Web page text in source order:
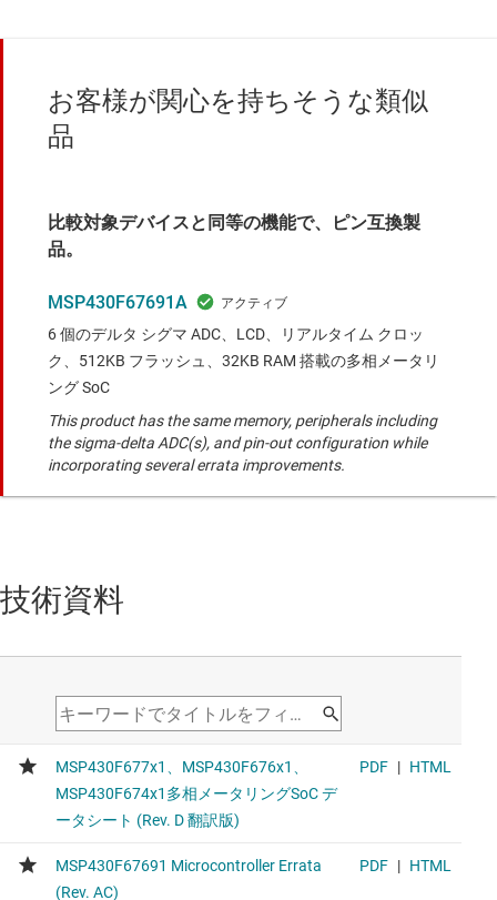
お客様が関心を持ちそうな類似
品
比較対象デバイスと同等の機能で、ピン互換製
品。
MSP430F67691A
6 個のデルタ シグマ ADC、LCD、リアルタイム クロッ
ク、512KB フラッシュ、32KB RAM 搭載の多相メータリ
ング SoC
This product has the same memory, peripherals including
the sigma-delta ADC(s), and pin-out configuration while
incorporating several errata improvements.
技術資料